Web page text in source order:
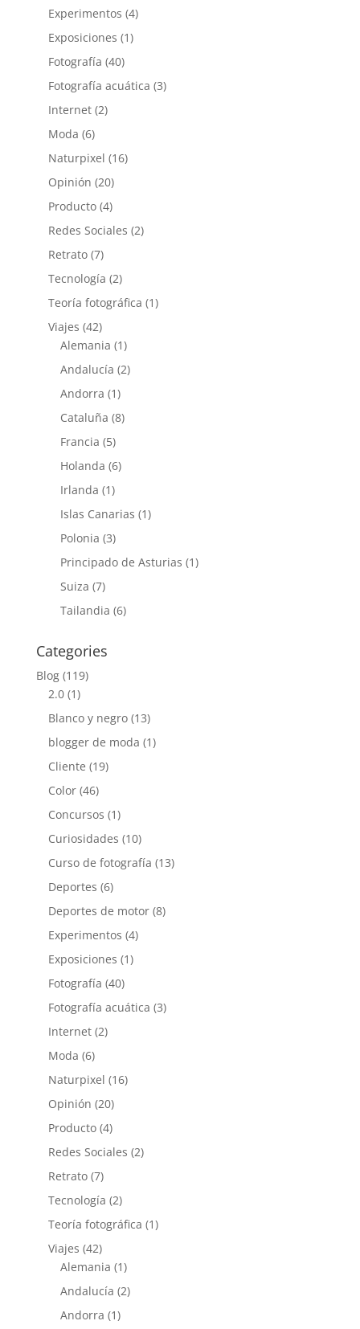
Experimentos (4)
Exposiciones (1)
Fotografía (40)
Fotografía acuática (3)
Internet(2)
Moda (6)
Naturpixel (16)
Opinión (20)
Producto(4)
Redes Sociales (2)
Retrato(7)
Tecnología (2)
Teoría fotográfica (1)
Viajes (42)
Alemania (1)
Andalucía (2)
Andorra (1)
Cataluña (8)
Francia (5)
Holanda (6)
Irlanda (1)
Islas Canarias (1)
Polonia (3)
Principado de Asturias (1)
Suiza (7)
Tailandia (6)
Categories
Blog(119)
2.0(1)
Blanco y negro(13)
blogger de moda (1)
Cliente (19)
Color(46)
Concursos (1)
Curiosidades (10)
Curso de fotografía (13)
Deportes (6)
Deportes de motor(8)
Experimentos (4)
Exposiciones (1)
Fotografía (40)
Fotografía acuática (3)
Internet(2)
Moda (6)
Naturpixel (16)
Opinión (20)
Producto(4)
Redes Sociales (2)
Retrato(7)
Tecnología (2)
Teoría fotográfica (1)
Viajes (42)
Alemania (1)
Andalucía (2)
Andorra (1)